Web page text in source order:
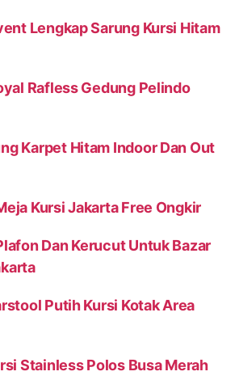
Lengkap Sarung Kursi Hitam
Rafless Gedung Pelindo
Karpet Hitam Indoor Dan Out
Kursi Jakarta Free Ongkir
Dan Kerucut Untuk Bazar
Putih Kursi Kotak Area
Stainless Polos Busa Merah